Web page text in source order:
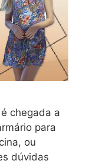
chegada a
para
ou
dúvidas